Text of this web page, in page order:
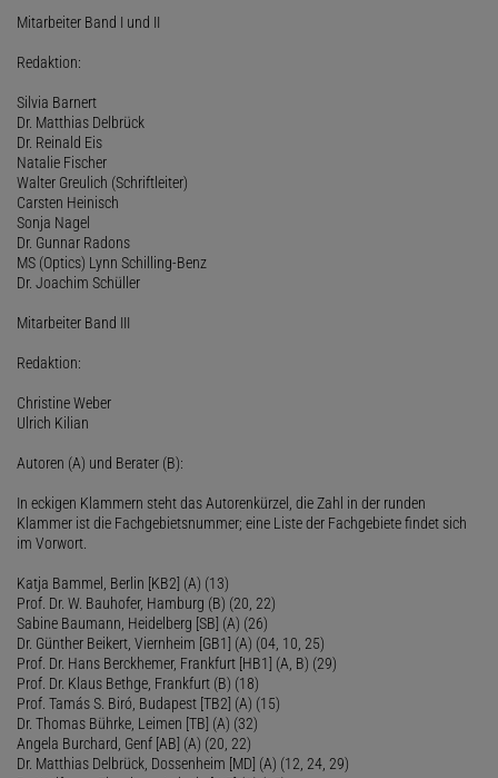
Mitarbeiter Band I und II
Redaktion:
Silvia Barnert
Dr. Matthias Delbrück
Dr. Reinald Eis
Natalie Fischer
Walter Greulich (Schriftleiter)
Carsten Heinisch
Sonja Nagel
Dr. Gunnar Radons
MS (Optics) Lynn Schilling-Benz
Dr. Joachim Schüller
Mitarbeiter Band III
Redaktion:
Christine Weber
Ulrich Kilian
Autoren (A) und Berater (B):
In eckigen Klammern steht das Autorenkürzel, die Zahl in der runden
Klammer ist die Fachgebietsnummer; eine Liste der Fachgebiete findet sich
im Vorwort.
Katja Bammel, Berlin [KB2] (A) (13)
Prof. Dr. W. Bauhofer, Hamburg (B) (20, 22)
Sabine Baumann, Heidelberg [SB] (A) (26)
Dr. Günther Beikert, Viernheim [GB1] (A) (04, 10, 25)
Prof. Dr. Hans Berckhemer, Frankfurt [HB1] (A, B) (29)
Prof. Dr. Klaus Bethge, Frankfurt (B) (18)
Prof. Tamás S. Biró, Budapest [TB2] (A) (15)
Dr. Thomas Bührke, Leimen [TB] (A) (32)
Angela Burchard, Genf [AB] (A) (20, 22)
Dr. Matthias Delbrück, Dossenheim [MD] (A) (12, 24, 29)